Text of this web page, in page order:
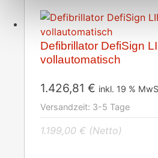
Defibrillator DefiSign
vollautomatisch
1.426,81 € inkl. 19 %
Versandzeit: 3-5 Tage
1.199,00 € (Netto)